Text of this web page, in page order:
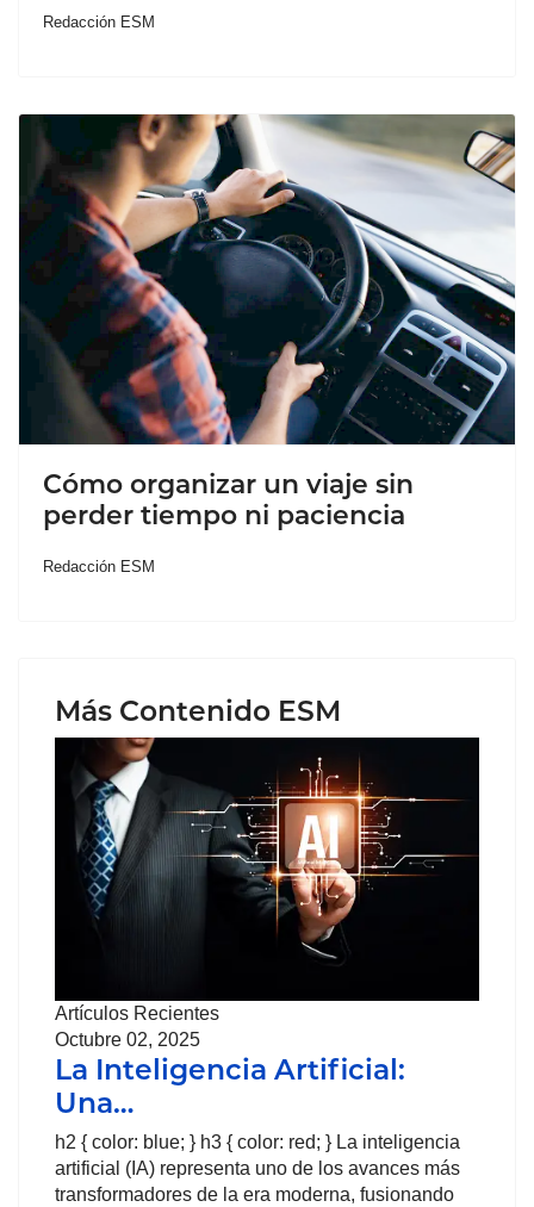
Redacción ESM
Cómo organizar un viaje sin
perder tiempo ni paciencia
Redacción ESM
Más Contenido ESM
Artículos Recientes
Octubre 02, 2025
La Inteligencia Artificial:
Una…
h2 { color: blue; } h3 { color: red; } La inteligencia
artificial (IA) representa uno de los avances más
transformadores de la era moderna, fusionando